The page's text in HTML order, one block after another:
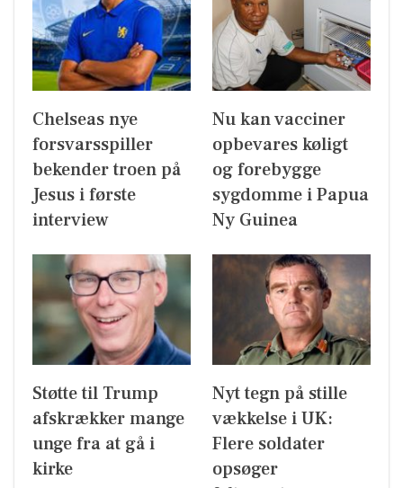
Chelseas nye
forsvarsspiller
bekender troen på
Jesus i første
interview
Nu kan vacciner
opbevares køligt
og forebygge
sygdomme i Papua
Ny Guinea
Støtte til Trump
afskrækker mange
unge fra at gå i
kirke
Nyt tegn på stille
vækkelse i UK:
Flere soldater
opsøger